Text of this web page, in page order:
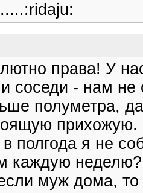
права! У
соседи - нам не
полуметра,
полгода я не
муж дома,